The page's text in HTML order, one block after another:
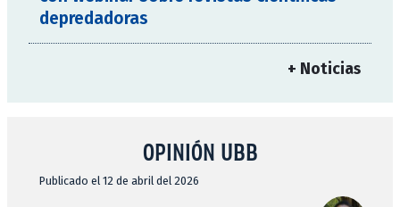
depredadoras
+ Noticias
OPINIÓN UBB
Publicado el 12 de abril del 2026